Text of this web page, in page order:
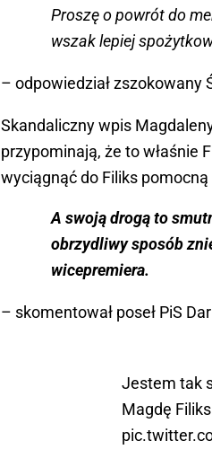
Proszę o powrót do
wszak lepiej
– odpowiedział zszokowany
Skandaliczny wpis
przypominają, że to właśnie
wyciągnąć do Filiks
A swoją drogą to
obrzydliwy sposób
wicepremiera.
– skomentował poseł PiS
Jestem tak
Magdę